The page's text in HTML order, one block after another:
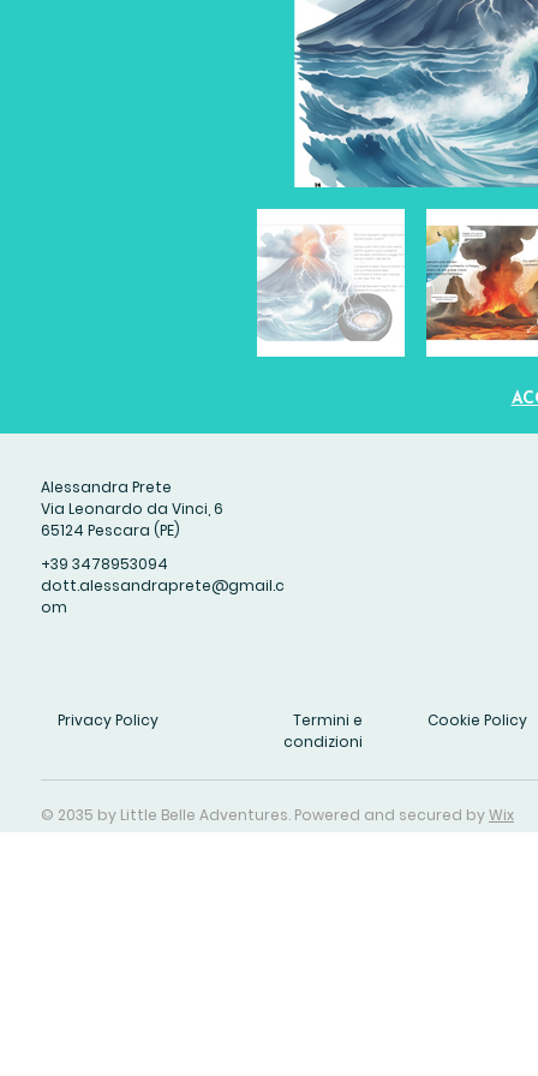
Alessandra Prete
Via Leonardo da Vinci, 6
65124 Pescara (PE)
+39 3478953094
dott.alessandraprete@gmail.c
om
Privacy Policy
Termini e
condizioni
Cookie Policy
© 2035 by Little Belle Adventures. Powered and secured byWix